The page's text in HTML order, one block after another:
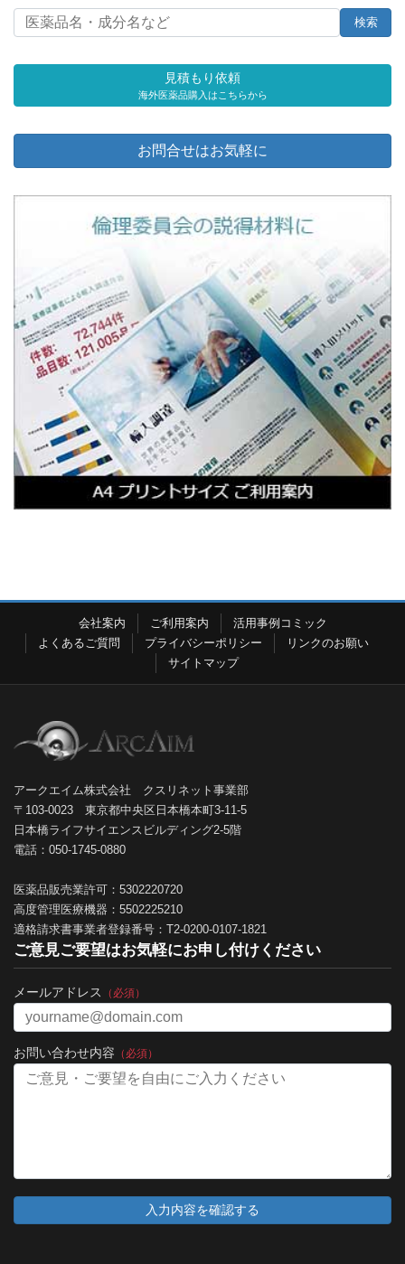
見積もり依頼
海外医薬品購入はこちらから
お問合せはお気軽に
会社案内 ご利用案内
活用事例コミック
よくあるご質問
プライバシーポリシー
リンクのお願い
サイトマップ
アークエイム株式会社 クスリネット事業部
〒103-0023 東京都中央区日本橋本町3-11-5
日本橋ライフサイエンスビルディング2-5階
電話：050-1745-0880
医薬品販売業許可：5302220720
高度管理医療機器：5502225210
適格請求書事業者登録番号：T2-0200-0107-1821
ご意見ご要望はお気軽にお申し付けください
メールアドレス （必須）
お問い合わせ内容 （必須）